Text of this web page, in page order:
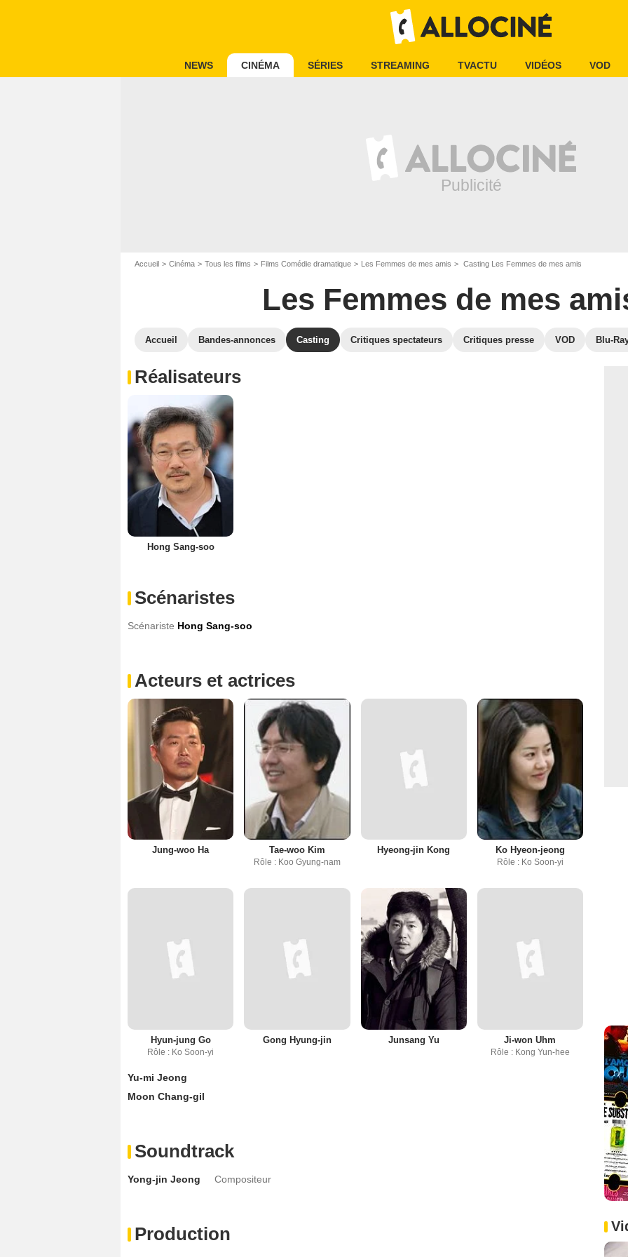
NEWS CINÉMA SÉRIES STREAMING TVACTU VIDÉOS VOD
Accueil Cinéma Tous les films Films Comédie dramatique Les Femmes de mes amis Casting Les Femmes de mes amis
Les Femmes de mes
Accueil Bandes-annonces Casting Critiques spectateurs Critiques presse VOD Blu-
Réalisateurs
Hong Sang-soo
Scénaristes
Scénariste Hong Sang-soo
Acteurs et actrices
Jung-woo Ha Tae-woo Kim
Rôle : Koo Gyung-nam
Hyeong-jin Kong Ko Hyeon-jeong
Rôle : Ko Soon-yi
Hyun-jung Go
Rôle : Ko Soon-yi
Gong Hyung-jin Junsang Yu Ji-won Uhm
Rôle : Kong Yun-hee
Yu-mi Jeong
Moon Chang-gil
Soundtrack
Yong-jin Jeong Compositeur
Production